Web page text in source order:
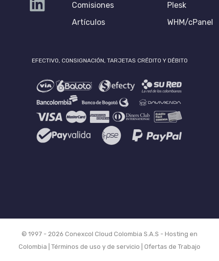
Comisiones
Artículos
Plesk
WHM/cPanel
EFECTIVO, CONSIGNACIÓN, TARJETAS CRÉDITO Y DÉBITO
© 1997 - 2026 Conexcol Cloud Colombia S.A.S - Hosting en
Colombia
Términos de uso y de servicio Ofertas de Trabajo